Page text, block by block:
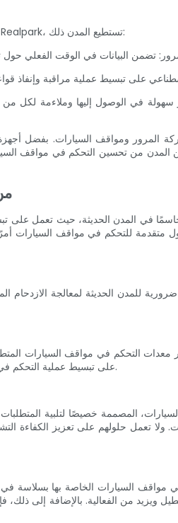
توفر معدات التحكم في مواقف السيارات المبتكرة من Realpark فوائد عديدة لكل من المدن والسائقين. ومن خلال تنفيذ حلول Realpark، تستطيع المدن ذلك:
في المدن الحديثة، حيث تعمل على
متقدمة للتحكم في مواقف السيارات
للمدن الحديثة لمعالجة الازدحام
والخبرة المتقدمة، تعمل Realpark على تبسيط عملية التحكم في مواقف السيارات، مما يجعلها سلسة وخالية من المتاعب لكل من المستخدمين والمشغلين.
ويزيد من الفعالية. بالإضافة